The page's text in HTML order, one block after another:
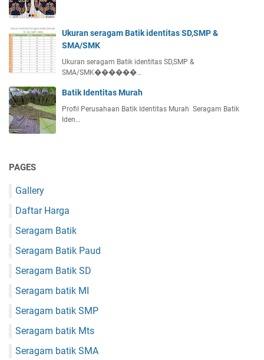
Ukuran seragam Batik identitas SD,SMP &
SMA/SMK
Ukuran seragam Batik identitas SD,SMP &
SMA/SMK������…
Batik Identitas Murah
Profil Perusahaan Batik Identitas Murah Seragam Batik
Iden…
PAGES
Gallery
Daftar Harga
Seragam Batik
Seragam Batik Paud
Seragam Batik SD
Seragam batik MI
Seragam batik SMP
Seragam batik Mts
Seragam batik SMA